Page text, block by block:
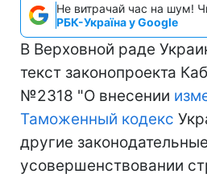
Не витрачай час на шум!
РБК-Україна у Google
В Верховной раде
текст законопроекта
№2318 "О внесении
Таможенный кодекс
другие
усовершенствовании